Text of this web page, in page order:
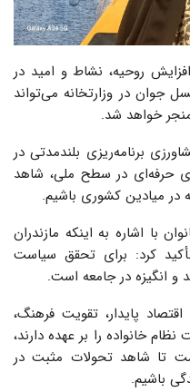
روحیه، نشاط و امید در
جوان در وزارتخانه می‌تواند
خواهد شد.
برنامه‌ریزی بلندمدتی در
حرفه‌ای در سطح ملی، شاهد
در میادین کشوری باشیم.
با اشاره به اینکه مازندران
کرد: برای تحقق سیاست
انگیزه در جامعه است.
پایدار، تقویت فرهنگ،
خانواده را بر عهده دارند،
تا شاهد تحولات مثبت در
باشیم.